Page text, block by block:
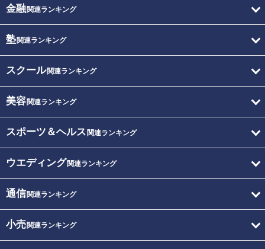
金融関連ランキング
塾関連ランキング
スクール関連ランキング
美容関連ランキング
スポーツ＆ヘルス 関連ランキング
ウエディング関連ランキング
通信関連ランキング
小売関連ランキング